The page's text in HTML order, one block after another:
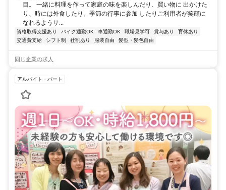
目。 一緒に料理を作って家庭の味を楽しんだり、買い物に 出かけた
り、時には外食したり。季節の行事に参加 したりご利用者が笑顔に
なれるようサ...
資格取得支援あり バイク通勤OK 車通勤OK 職場見学可 賞与あり
育休あり
交通費支給
シフト制 社割あり 服装自由 髪型・髪色自由
同じ企業の求人
アルバイト・パート